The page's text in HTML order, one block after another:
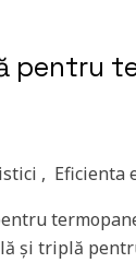
pentru
, Eficienta
și triplă